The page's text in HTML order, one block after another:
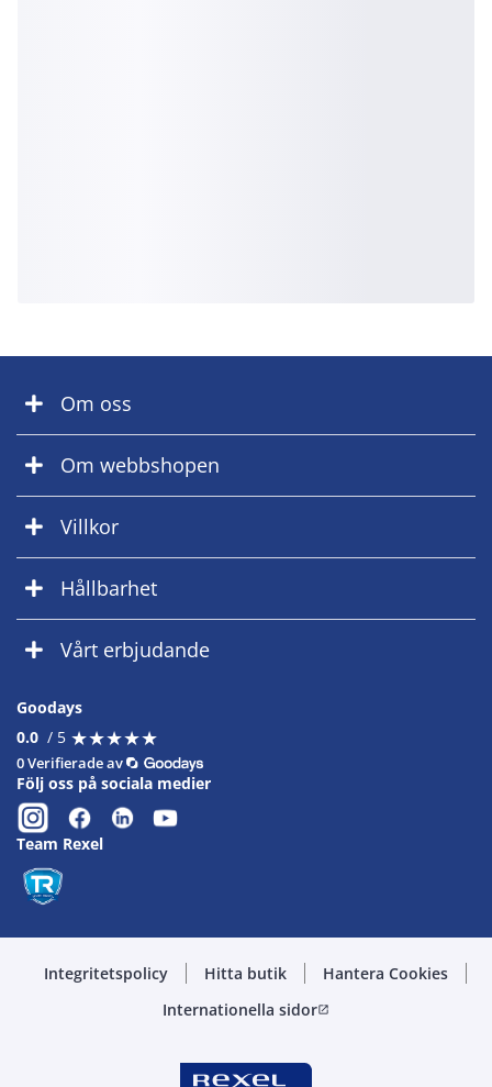
Om oss
Om webbshopen
Villkor
Hållbarhet
Vårt erbjudande
Goodays
0.0 / 5 ★★★★★
★★★★★
0 Verifierade av
Följ oss på sociala medier
Team Rexel
Integritetspolicy Hitta butik
Hantera Cookies
Internationella sidoropen_in_new